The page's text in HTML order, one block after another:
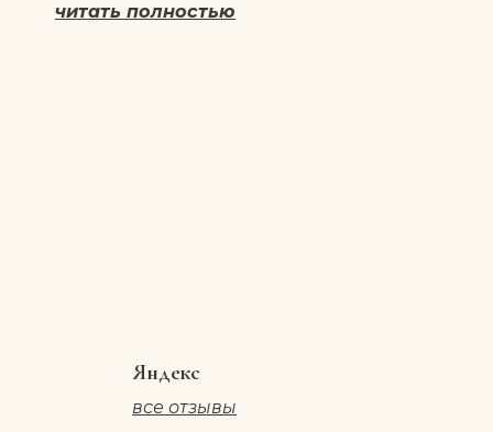
читать полностью
Яндекс
все отзывы